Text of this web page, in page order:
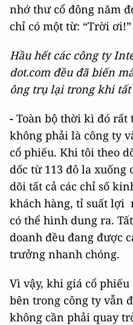
nhớ thư cổ đông năm
chỉ có một từ: “Trời ơi!”
Hầu hết các công ty
dot.com đều đã biến
ông trụ lại trong khi tất
- Toàn bộ thời kì đó
không phải là công ty
cổ phiếu. Khi tôi theo
dốc từ 113 đô la xuống
dõi tất cả các chỉ số
khách hàng, tỉ suất lợi
có thể hình dung ra.
doanh đều đang được
trưởng nhanh chóng.
Vì vậy, khi giá cổ
bên trong công ty vẫn
không cần phải quay